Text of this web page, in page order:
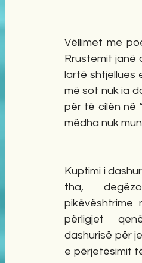
Vëllimet me
Rrustemit janë
lartë shtjellues
më sot nuk ia
për të cilën në
mëdha nuk
Kuptimi i
tha,
pikëvështrime
përligjet
dashurisë për
e përjetësimit